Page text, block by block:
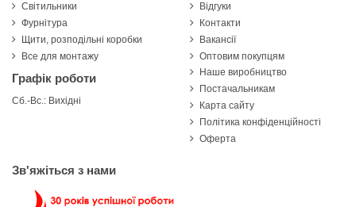
Світильники
Фурнітура
Щити, розподільні коробки
Все для монтажу
Графік роботи
Сб.-Вс.: Вихідні
Відгуки
Контакти
Вакансії
Оптовим покупцям
Наше виробництво
Постачальникам
Карта сайту
Політика конфіденційності
Оферта
Зв'яжіться з нами